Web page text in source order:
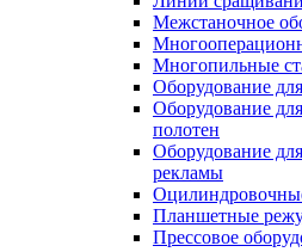
Межстаночное
Многопильные
Оборудование
Оборудование
полотен
Оборудование
рекламы
Планшетные
Прессовое